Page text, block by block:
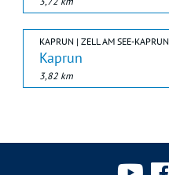
KAPRUN | ZELL AM SEE-KAPRUN
Kaprun
3,82 km